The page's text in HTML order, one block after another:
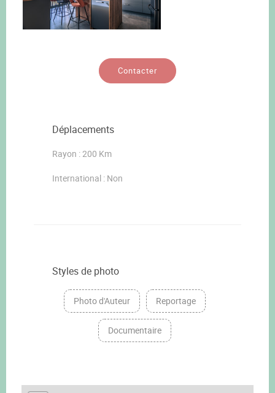
Contacter
Déplacements
Rayon : 200 Km
International : Non
Styles de photo
Photo d'Auteur Reportage
Documentaire